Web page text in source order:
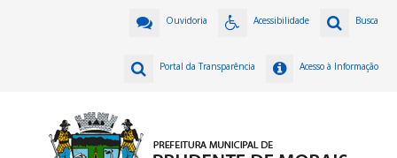
Busca
Acessibilidade
Ouvidoria
Acesso à Informação
Portal da Transparência